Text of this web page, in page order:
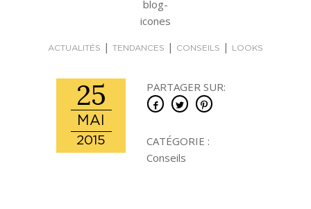
ACTUALITÉS | TENDANCES | CONSEILS | LOOKS
25
MAI
2015
PARTAGER SUR:
CATÉGORIE :
Conseils